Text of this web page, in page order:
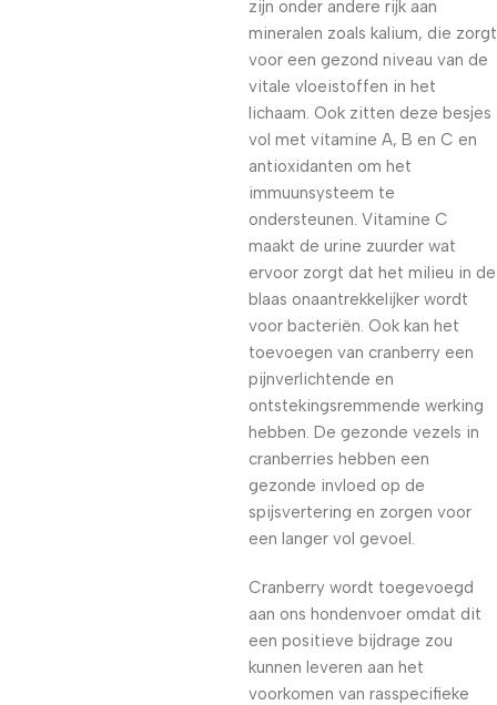
zijn onder andere rijk aan
mineralen zoals kalium, die zorgt
voor een gezond niveau van de
vitale vloeistoffen in het
lichaam. Ook zitten deze besjes
vol met vitamine A, B en C en
antioxidanten om het
immuunsysteem te
ondersteunen. Vitamine C
maakt de urine zuurder wat
ervoor zorgt dat het milieu in de
blaas onaantrekkelijker wordt
voor bacteriën. Ook kan het
toevoegen van cranberry een
pijnverlichtende en
ontstekingsremmende werking
hebben. De gezonde vezels in
cranberries hebben een
gezonde invloed op de
spijsvertering en zorgen voor
een langer vol gevoel.
Cranberry wordt toegevoegd
aan ons hondenvoer omdat dit
een positieve bijdrage zou
kunnen leveren aan het
voorkomen van rasspecifieke